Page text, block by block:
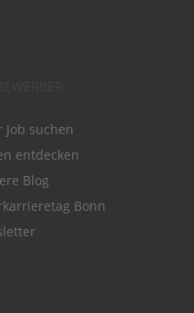
Job suchen
entdecken
Blog
Bonn